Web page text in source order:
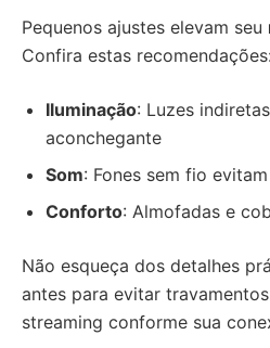
Pequenos ajustes elevam seu
Confira estas recomendações:
Iluminação: Luzes
aconchegante
Som: Fones sem fio
Conforto: Almofadas e
Não esqueça dos detalhes
antes para evitar
streaming conforme sua